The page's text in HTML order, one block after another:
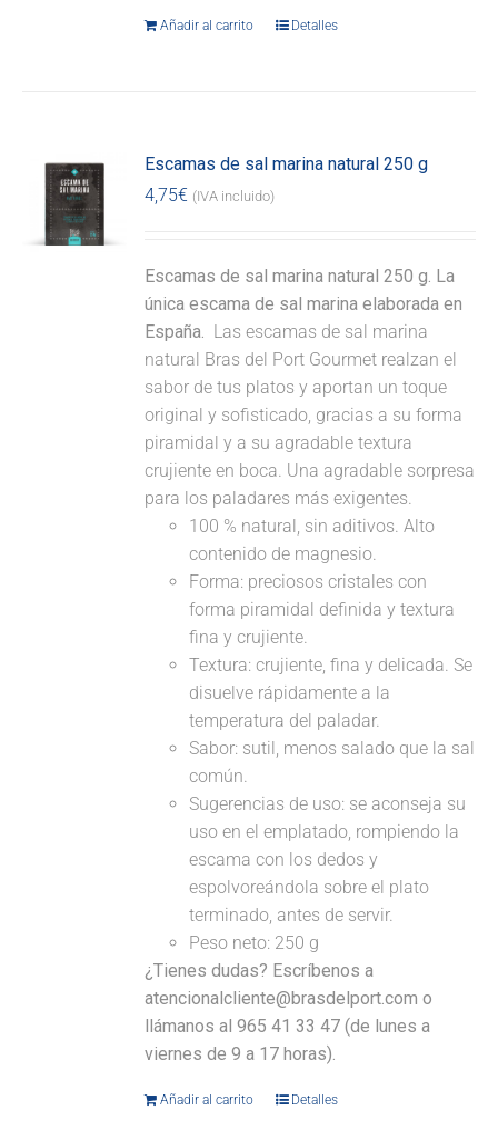
Añadir al carrito Detalles
Escamas de sal marina natural 250 g
4,75€ (IVA incluido)
Escamas de sal marina natural 250 g. La
única escama de sal marina elaborada en
España. Las escamas de sal marina
natural Bras del Port Gourmet realzan el
sabor de tus platos y aportan un toque
original y sofisticado, gracias a su forma
piramidal y a su agradable textura
crujiente en boca. Una agradable sorpresa
para los paladares más exigentes.
100 % natural, sin aditivos. Alto
contenido de magnesio.
Forma: preciosos cristales con
forma piramidal definida y textura
fina y crujiente.
Textura: crujiente, fina y delicada. Se
disuelve rápidamente a la
temperatura del paladar.
Sabor: sutil, menos salado que la sal
común.
Sugerencias de uso: se aconseja su
uso en el emplatado, rompiendo la
escama con los dedos y
espolvoreándola sobre el plato
terminado, antes de servir.
Peso neto: 250 g
¿Tienes dudas? Escríbenos a
atencionalcliente@brasdelport.com o
llámanos al 965 41 33 47 (de lunes a
viernes de 9 a 17 horas).
Añadir al carrito Detalles